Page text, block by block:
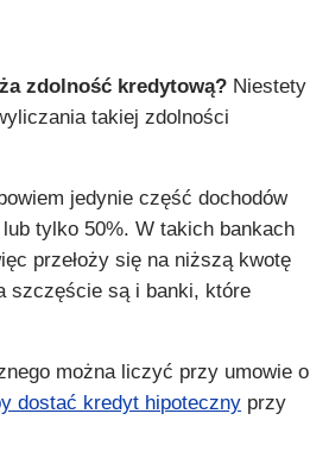
zdolność kredytową? Niestety
takiej zdolności
jedynie część dochodów
tylko 50%. W takich bankach
przełoży się na niższą kwotę
szczęście są i banki, które
można liczyć przy umowie o
dostać kredyt hipoteczny przy